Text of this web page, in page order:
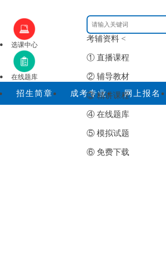
选课中心
在线题库
考辅资料 <
① 直播课程
② 辅导教材
③ 精讲课程
④ 在线题库
⑤ 模拟试题
⑥ 免费下载
招生简章 成考专业 网上报名